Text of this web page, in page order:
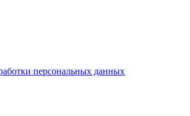
персональных данных